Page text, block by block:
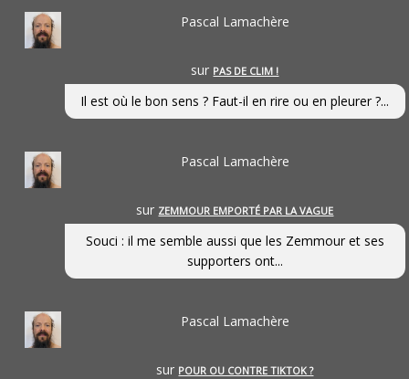
Pascal Lamachère
sur PAS DE CLIM !
Il est où le bon sens ? Faut-il en rire ou en pleurer ?...
Pascal Lamachère
sur ZEMMOUR EMPORTÉ PAR LA VAGUE
Souci : il me semble aussi que les Zemmour et ses
supporters ont...
Pascal Lamachère
sur POUR OU CONTRE TIKTOK ?